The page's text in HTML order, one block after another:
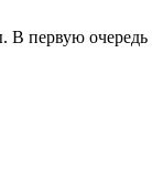
первую очередь